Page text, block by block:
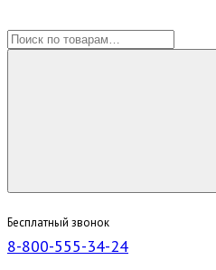
Бесплатный звонок
8-800-555-34-24